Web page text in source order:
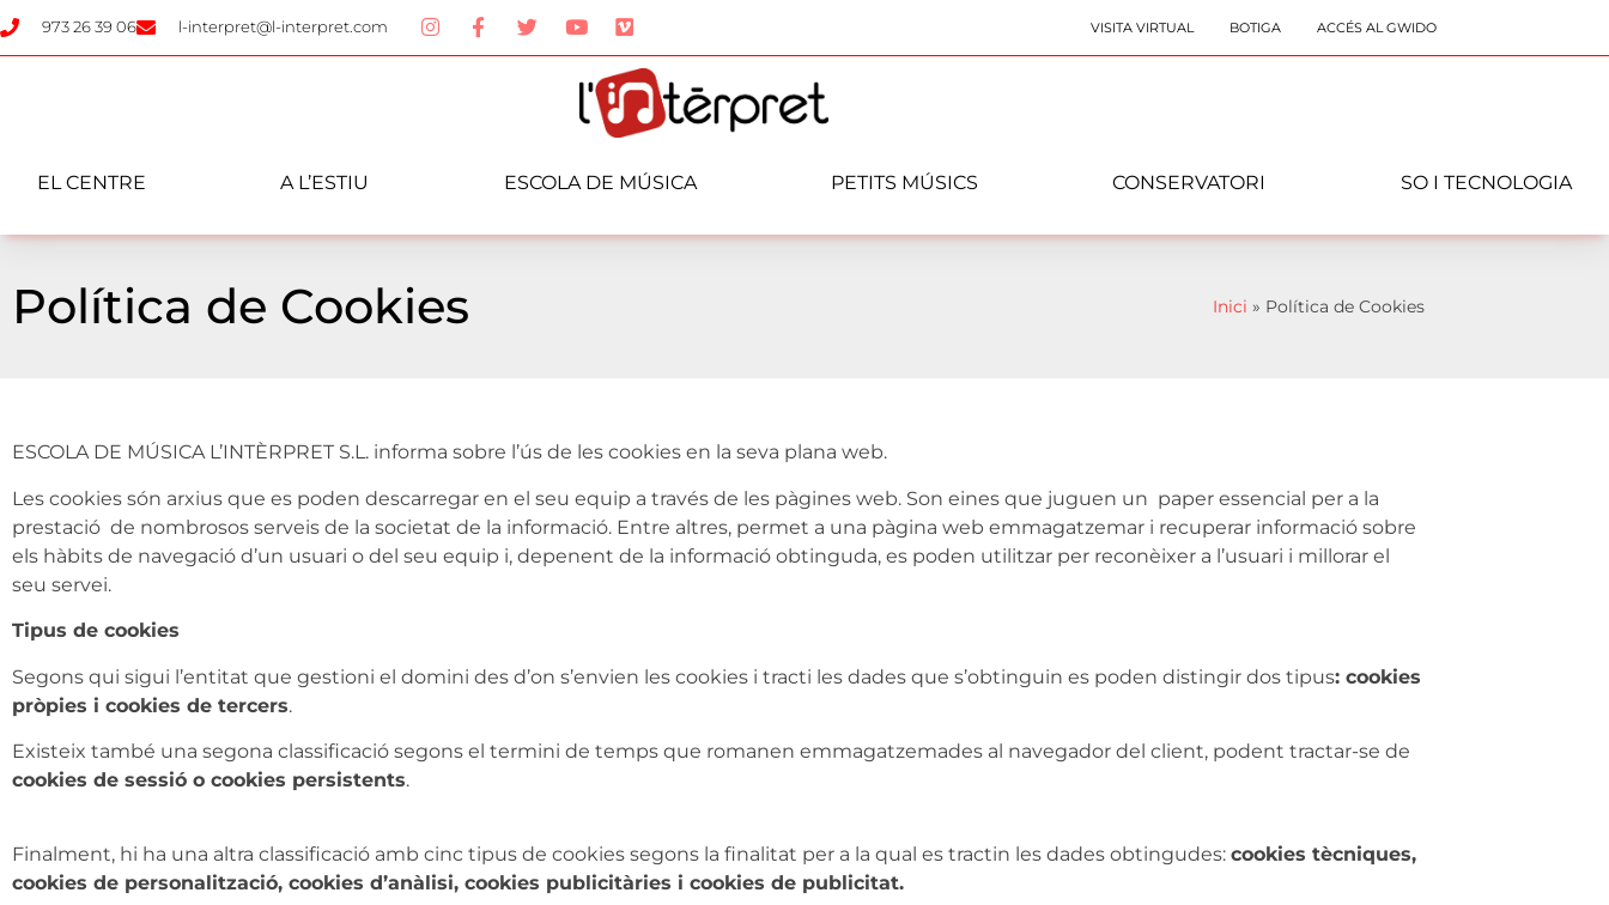
973 26 39 06 l-interpret@l-interpret.com VISITA VIRTUAL BOTIGA ACCÉS AL GWIDO
EL CENTRE A L’ESTIU ESCOLA DE MÚSICA PETITS MÚSICS CONSERVATORI SO I TECNOLOGIA
Política de Cookies Inici » Política de Cookies
ESCOLA DE MÚSICA L’INTÈRPRET S.L. informa sobre l’ús de les cookies en la seva plana web.
Les cookies són arxius que es poden descarregar en el seu equip a través de les pàgines web. Son eines que juguen un paper essencial per a la
prestació de nombrosos serveis de la societat de la informació. Entre altres, permet a una pàgina web emmagatzemar i recuperar informació sobre
els hàbits de navegació d’un usuari o del seu equip i, depenent de la informació obtinguda, es poden utilitzar per reconèixer a l’usuari i millorar el
seu servei.
Tipus de cookies
Segons qui sigui l’entitat que gestioni el domini des d’on s’envien les cookies i tracti les dades que s’obtinguin es poden distingir dos tipus: cookies
pròpies i cookies de tercers.
Existeix també una segona classificació segons el termini de temps que romanen emmagatzemades al navegador del client, podent tractar-se de
cookies de sessió o cookies persistents.
Finalment, hi ha una altra classificació amb cinc tipus de cookies segons la finalitat per a la qual es tractin les dades obtingudes: cookies tècniques,
cookies de personalització, cookies d’anàlisi, cookies publicitàries i cookies de publicitat.